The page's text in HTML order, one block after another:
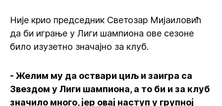
Није крио председник Светозар Мијаиловић
да би играње у Лиги шампиона ове сезоне
било изузетно значајно за клуб.
- Желим му да оствари циљ и заигра са
Звездом у Лиги шампиона, а то би и за клуб
значило много, јер овај наступ у групној